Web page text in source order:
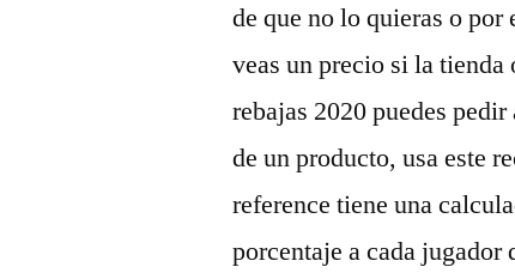
de que no lo quieras o por
veas un precio si la tienda
rebajas 2020 puedes
de un producto, usa este
reference tiene una
porcentaje a cada jugador